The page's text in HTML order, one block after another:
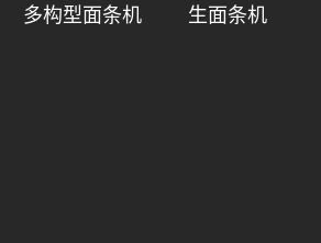
多构型面条机 生面条机